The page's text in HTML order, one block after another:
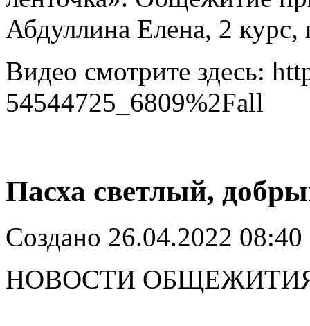
Абдуллина Елена, 2
Видео смотрите здесь:
54544725_6809%2Fall
Пасха светлый,
Создано 26.04.2022 08:40
НОВОСТИ